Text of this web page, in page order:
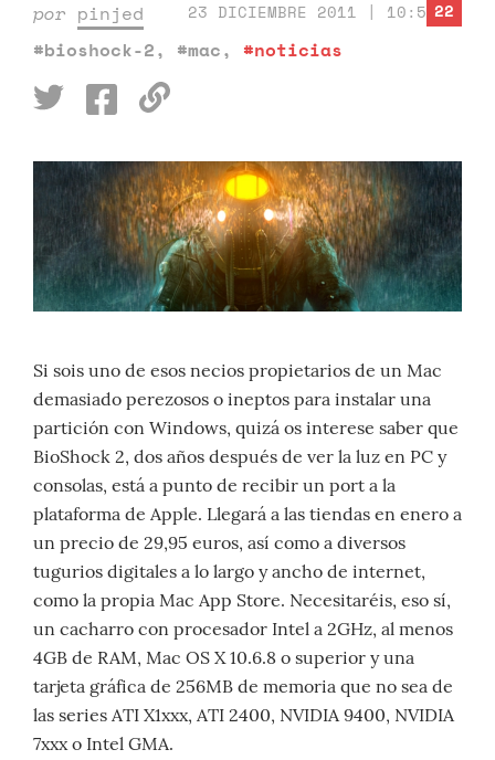
por pinjed 23 DICIEMBRE 2011 | 10:54
#bioshock-2, #mac, #noticias
22
Si sois uno de esos necios propietarios de un Mac
demasiado perezosos o ineptos para instalar una
partición con Windows, quizá os interese saber que
BioShock 2, dos años después de ver la luz en PC y
consolas, está a punto de recibir un port a la
plataforma de Apple. Llegará a las tiendas en enero a
un precio de 29,95 euros, así como a diversos
tugurios digitales a lo largo y ancho de internet,
como la propia Mac App Store. Necesitaréis, eso sí,
un cacharro con procesador Intel a 2GHz, al menos
4GB de RAM, Mac OS X 10.6.8 o superior y una
tarjeta gráfica de 256MB de memoria que no sea de
las series ATI X1xxx, ATI 2400, NVIDIA 9400, NVIDIA
7xxx o Intel GMA.